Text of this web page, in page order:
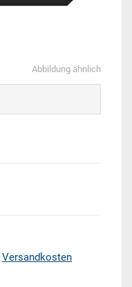
Abbildung ähnlich
Versandkosten